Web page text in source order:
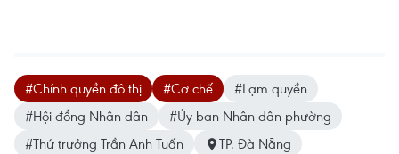
#Chính quyền đô thị #Cơ chế
#Lạm quyền
#Hội đồng Nhân dân
#Ủy ban Nhân dân phường
#Thứ trưởng Trần Anh Tuấn
TP. Đà Nẵng